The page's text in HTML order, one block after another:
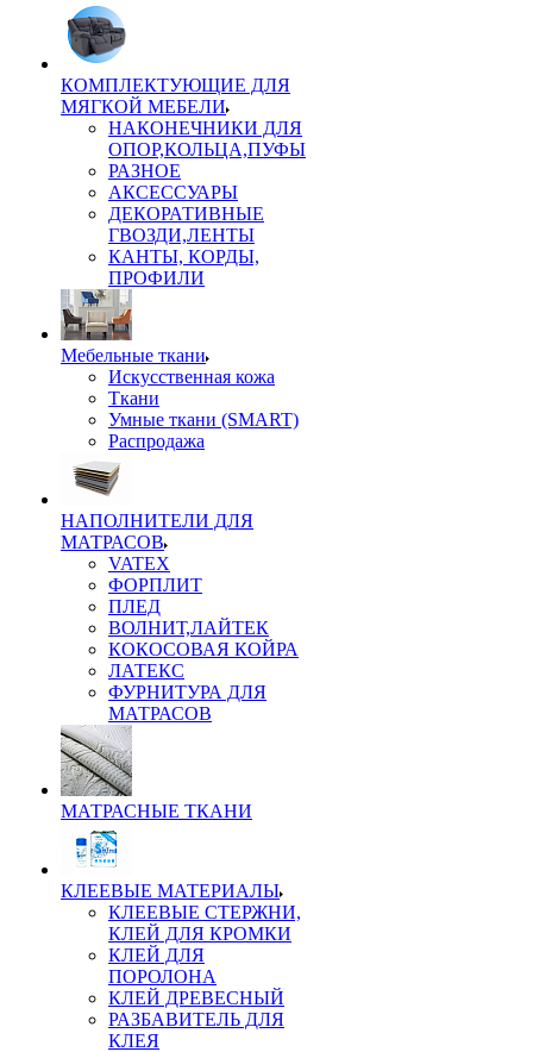
КОМПЛЕКТУЮЩИЕ ДЛЯ
МЯГКОЙ МЕБЕЛИ
НАКОНЕЧНИКИ ДЛЯ
ОПОР,КОЛЬЦА,ПУФЫ
РАЗНОЕ
АКСЕССУАРЫ
ДЕКОРАТИВНЫЕ
ГВОЗДИ,ЛЕНТЫ
КАНТЫ, КОРДЫ,
ПРОФИЛИ
Мебельные ткани
Искусственная кожа
Ткани
Умные ткани (SMART)
Распродажа
НАПОЛНИТЕЛИ ДЛЯ
МАТРАСОВ
VATEX
ФОРПЛИТ
ПЛЕД
ВОЛНИТ,ЛАЙТЕК
КОКОСОВАЯ КОЙРА
ЛАТЕКС
ФУРНИТУРА ДЛЯ
МАТРАСОВ
МАТРАСНЫЕ ТКАНИ
КЛЕЕВЫЕ МАТЕРИАЛЫ
КЛЕЕВЫЕ СТЕРЖНИ,
КЛЕЙ ДЛЯ КРОМКИ
КЛЕЙ ДЛЯ
ПОРОЛОНА
КЛЕЙ ДРЕВЕСНЫЙ
РАЗБАВИТЕЛЬ ДЛЯ
КЛЕЯ